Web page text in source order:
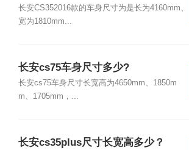
长安CS352016款的车身尺寸为是长为4160mm、
宽为1810mm...
长安cs75车身尺寸多少?
长安cs75车身尺寸长宽高为4650mm、1850m
m、1705mm，...
长安cs35plus尺寸长宽高多少？